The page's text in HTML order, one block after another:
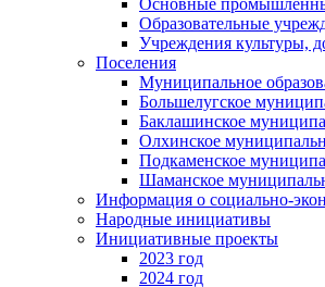
Образовательные
Учреждения культуры,
Поселения
Муниципальное
Большелугское
Баклашинское
Олхинское
Подкаменское
Шаманское
Информация о социально-
Народные инициативы
Инициативные проекты
2023 год
2024 год